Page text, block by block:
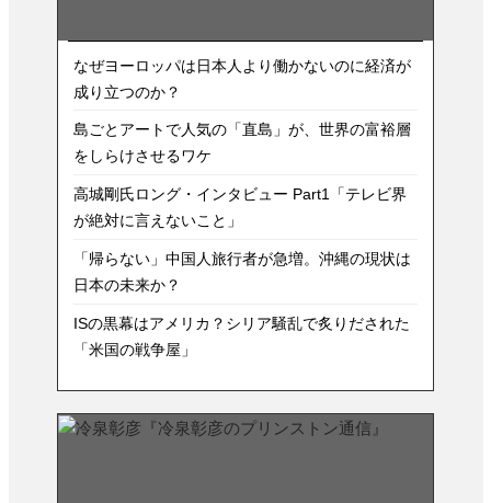
なぜヨーロッパは日本人より働かないのに経済が
成り立つのか？
島ごとアートで人気の「直島」が、世界の富裕層
をしらけさせるワケ
高城剛氏ロング・インタビュー Part1「テレビ界
が絶対に言えないこと」
「帰らない」中国人旅行者が急増。沖縄の現状は
日本の未来か？
ISの黒幕はアメリカ？シリア騒乱で炙りだされた
「米国の戦争屋」